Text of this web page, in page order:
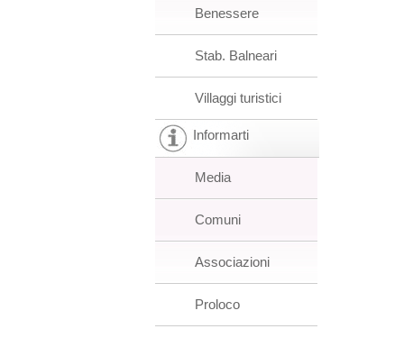
Benessere
Stab. Balneari
Villaggi turistici
Informarti
Media
Comuni
Associazioni
Proloco